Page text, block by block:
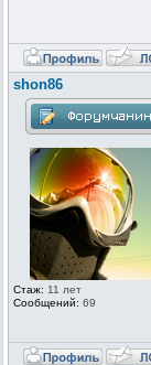
shon86
Стаж: 11 лет
Сообщений: 69